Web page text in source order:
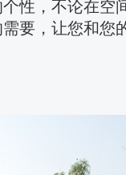
性，不论在空
要，让您和您